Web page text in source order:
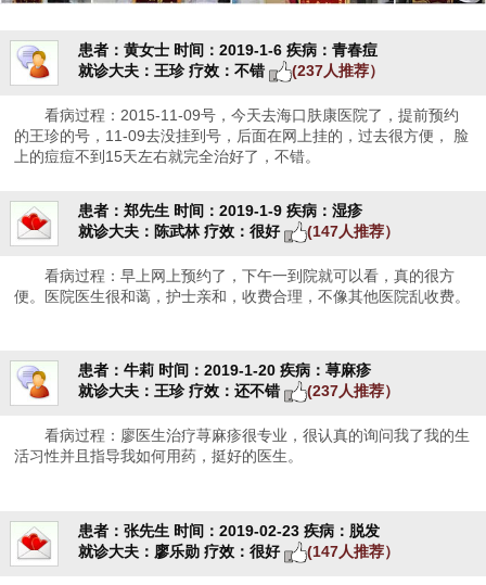
患者：黄女士 时间：2019-1-6 疾病：青春痘
就诊大夫：王珍 疗效：不错 (237人推荐）
看病过程：2015-11-09号，今天去海口肤康医院了，提前预约
的王珍的号，11-09去没挂到号，后面在网上挂的，过去很方便， 脸
上的痘痘不到15天左右就完全治好了，不错。
患者：郑先生 时间：2019-1-9 疾病：湿疹
就诊大夫：陈武林 疗效：很好 (147人推荐）
看病过程：早上网上预约了，下午一到院就可以看，真的很方
便。医院医生很和蔼，护士亲和，收费合理，不像其他医院乱收费。
患者：牛莉 时间：2019-1-20 疾病：荨麻疹
就诊大夫：王珍 疗效：还不错 (237人推荐）
看病过程：廖医生治疗荨麻疹很专业，很认真的询问我了我的生
活习性并且指导我如何用药，挺好的医生。
患者：张先生 时间：2019-02-23 疾病：脱发
就诊大夫：廖乐勋 疗效：很好 (147人推荐）